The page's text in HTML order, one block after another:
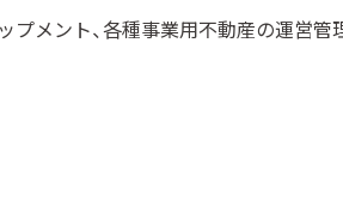
メント、各種事業用不動産の運営管